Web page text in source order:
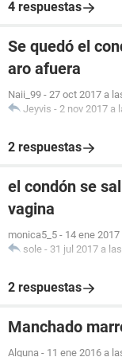
4 respuestas
Se quedó el
aro afuera
Naii_99 - 27 oct 2017 a
Jeyvis - 2 nov 2017 a
2 respuestas
el condón se
vagina
monica5_5 - 14 ene 2017
sole - 31 jul 2017 a
2 respuestas
Manchado
Alguna - 11 ene 2016 a